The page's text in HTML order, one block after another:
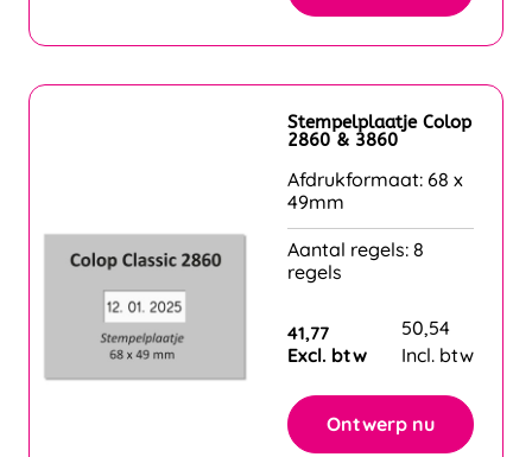
Stempelplaatje Colop
2860 & 3860
Afdrukformaat: 68 x
49mm
Aantal regels: 8
regels
41,77
Excl. btw
50,54
Incl. btw
Ontwerp nu